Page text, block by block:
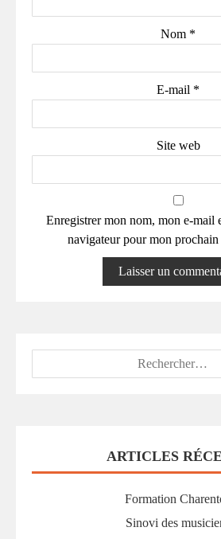
Nom *
E-mail *
Site web
Enregistrer mon nom, mon e-mail
navigateur pour mon prochain
ARTICLES
Formation
Sinovi des